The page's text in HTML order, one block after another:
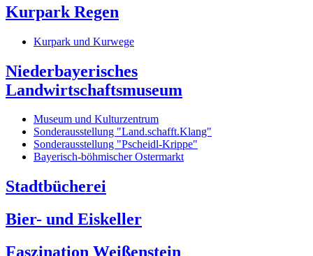
Kurpark Regen
Kurpark und Kurwege
Niederbayerisches
Landwirtschaftsmuseum
Museum und Kulturzentrum
Sonderausstellung "Land.schafft.Klang"
Sonderausstellung "Pscheidl-Krippe"
Bayerisch-böhmischer Ostermarkt
Stadtbücherei
Bier- und Eiskeller
Faszination Weißenstein